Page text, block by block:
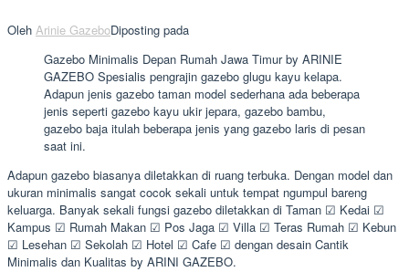
Oleh Arinie GazeboDiposting pada
Gazebo Minimalis Depan Rumah Jawa Timur by ARINIE
GAZEBO Spesialis pengrajin gazebo glugu kayu kelapa.
Adapun jenis gazebo taman model sederhana ada beberapa
jenis seperti gazebo kayu ukir jepara, gazebo bambu,
gazebo baja itulah beberapa jenis yang gazebo laris di pesan
saat ini.
Adapun gazebo biasanya diletakkan di ruang terbuka. Dengan model dan
ukuran minimalis sangat cocok sekali untuk tempat ngumpul bareng
keluarga. Banyak sekali fungsi gazebo diletakkan di Taman ☑ Kedai ☑
Kampus ☑ Rumah Makan ☑ Pos Jaga ☑ Villa ☑ Teras Rumah ☑ Kebun
☑ Lesehan ☑ Sekolah ☑ Hotel ☑ Cafe ☑ dengan desain Cantik
Minimalis dan Kualitas by ARINI GAZEBO.